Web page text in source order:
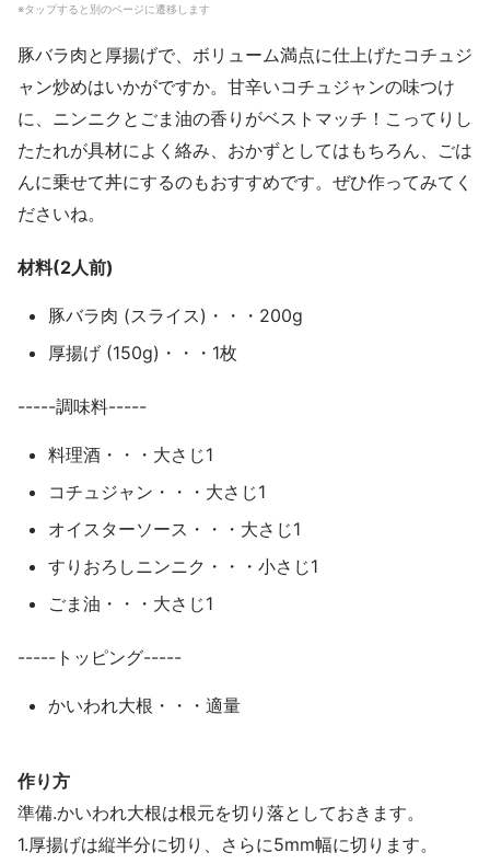
※タップすると別のページに遷移します
豚バラ肉と厚揚げで、ボリューム満点に仕上げたコチュジ
ャン炒めはいかがですか。甘辛いコチュジャンの味つけ
に、ニンニクとごま油の香りがベストマッチ！こってりし
たたれが具材によく絡み、おかずとしてはもちろん、ごは
んに乗せて丼にするのもおすすめです。ぜひ作ってみてく
ださいね。
材料(2人前)
豚バラ肉 (スライス)・・・200g
厚揚げ (150g)・・・1枚
-----調味料-----
料理酒・・・大さじ1
コチュジャン・・・大さじ1
オイスターソース・・・大さじ1
すりおろしニンニク・・・小さじ1
ごま油・・・大さじ1
-----トッピング-----
かいわれ大根・・・適量
作り方
準備.かいわれ大根は根元を切り落としておきます。
1.厚揚げは縦半分に切り、さらに5mm幅に切ります。